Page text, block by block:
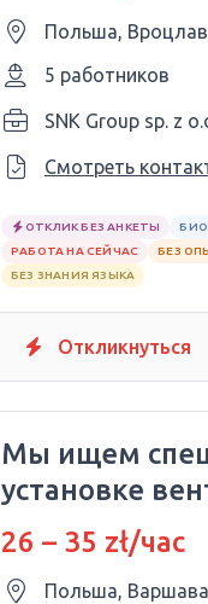
Польша, Вроцлав
5 работников
SNK Group sp. z
Смотреть
ОТКЛИК БЕЗ АНКЕТЫ
РАБОТА НА СЕЙЧАС
БЕЗ
БЕЗ ЗНАНИЯ ЯЗЫКА
Откликнуться
Мы ищем
установке
систем
26 – 35 zł/час
Польша, Варшава